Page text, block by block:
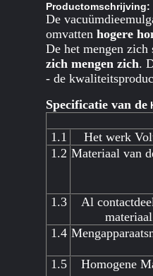
Productomschrijving:
De
omvatten hogere
De het mengen zich
zich mengen zich.
- de
Specificatie van de
1.1
Het werk
1.2 Materiaal van
1.3
Al
materiaal
1.4
1.5
Homogene